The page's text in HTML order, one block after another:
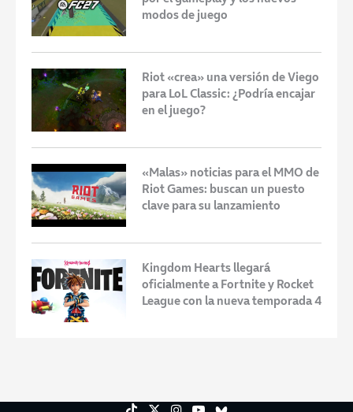
modos de juego
Riot «crea» una versión de Viego
para LoL Classic: ¿Podría encajar
en el juego?
«Malas» noticias para el MMO de
Riot Games: buscan un puesto
clave para su lanzamiento
Kingdom Hearts llegará
oficialmente a Fortnite y Rocket
League con la nueva temporada 4